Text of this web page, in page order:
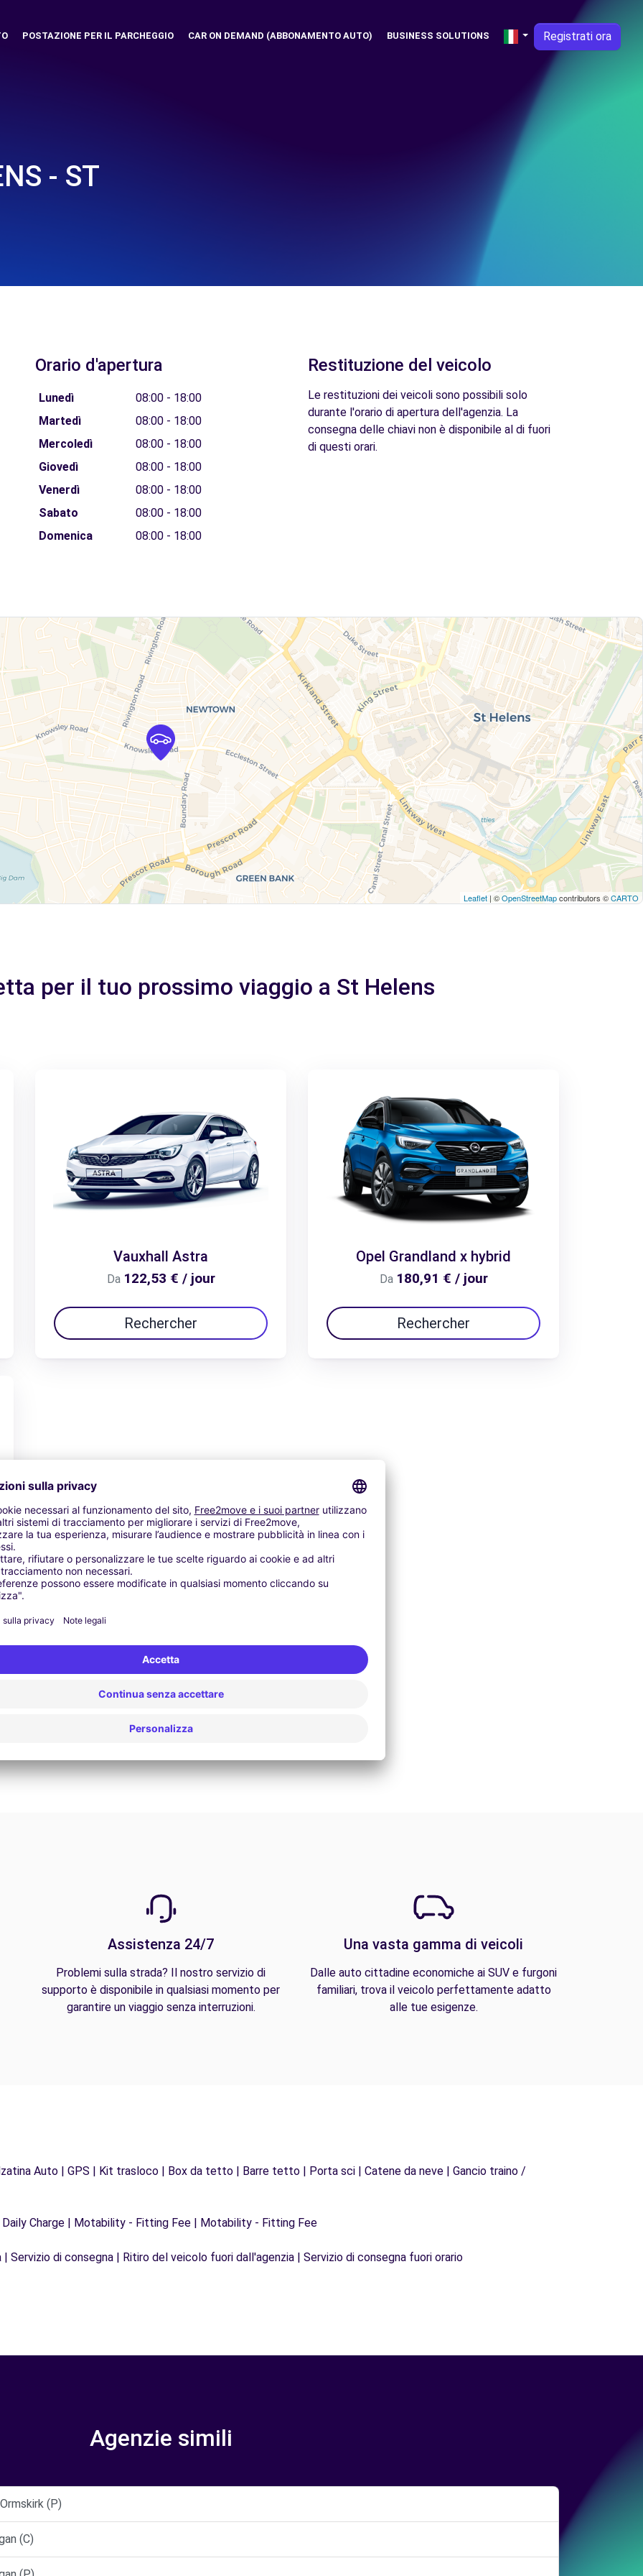
POSTAZIONE PER IL PARCHEGGIO CAR ON DEMAND (ABBONAMENTO AUTO) BUSINESS SOLUTIONS Registrati ora
- ST
Orario d'apertura
Lunedì
08:00 - 18:00
Martedì
08:00 - 18:00
Mercoledì
08:00 - 18:00
Giovedì
08:00 - 18:00
Venerdì
08:00 - 18:00
Sabato
08:00 - 18:00
Domenica
08:00 - 18:00
Restituzione del veicolo
Le restituzioni dei veicoli sono possibili solo
durante l'orario di apertura dell'agenzia. La
consegna delle chiavi non è disponibile al di fuori
di questi orari.
Leaflet | ©OpenStreetMapcontributors ©CARTO
per il tuo prossimo viaggio a St Helens
Vauxhall Astra
Da 122,53 € / jour
Rechercher
Opel Grandland x hybrid
Da 180,91 € / jour
Rechercher
Vedi offerta
Assistenza 24/7
Problemi sulla strada? Il nostro servizio di
supporto è disponibile in qualsiasi momento per
garantire un viaggio senza interruzioni.
Una vasta gamma di veicoli
Dalle auto cittadine economiche ai SUV e furgoni
familiari, trova il veicolo perfettamente adatto
alle tue esigenze.
Auto | GPS | Kit trasloco | Box da tetto | Barre tetto | Porta sci | Catene da neve | Gancio traino /
Charge | Motability - Fitting Fee | Motability - Fitting Fee
Servizio di consegna | Ritiro del veicolo fuori dall'agenzia | Servizio di consegna fuori orario
Agenzie simili
(P)
(C)